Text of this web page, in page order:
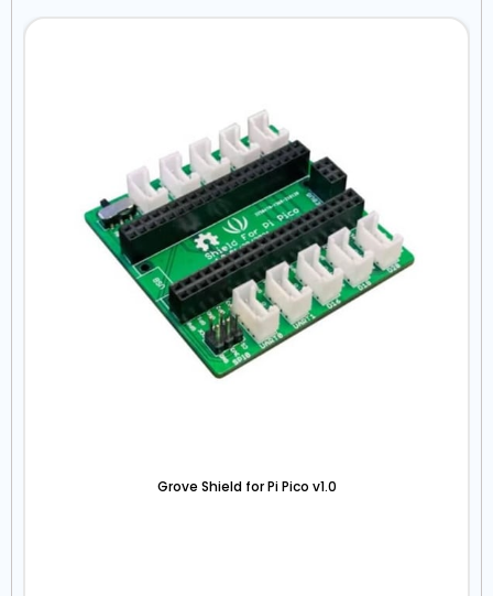
Grove Shield for Pi Pico v1.0